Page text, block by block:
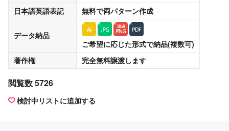
日本語英語表記
無料で両パターン作成
データ納品
ご希望に応じた形式で納品(複数可)
著作権
完全無料譲渡します
閲覧数 5726
検討中リストに追加する